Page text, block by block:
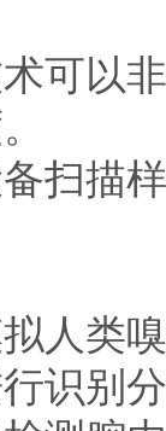
可以
扫描
人类
识别